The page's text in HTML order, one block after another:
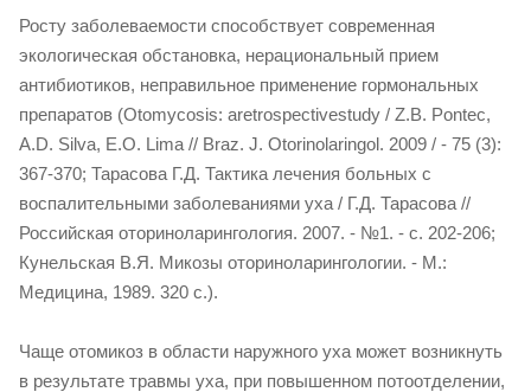
Росту заболеваемости способствует современная
экологическая обстановка, нерациональный прием
антибиотиков, неправильное применение гормональных
препаратов (Otomycosis: aretrospectivestudy / Z.В. Pontec,
А.D. Silva, E.О. Lima // Braz. J. Otorinolaringol. 2009 / - 75 (3):
367-370; Тарасова Г.Д. Тактика лечения больных с
воспалительными заболеваниями уха / Г.Д. Тарасова //
Российская оториноларингология. 2007. - №1. - с. 202-206;
Кунельская В.Я. Микозы оториноларингологии. - М.:
Медицина, 1989. 320 с.).
Чаще отомикоз в области наружного уха может возникнуть
в результате травмы уха, при повышенном потоотделении,